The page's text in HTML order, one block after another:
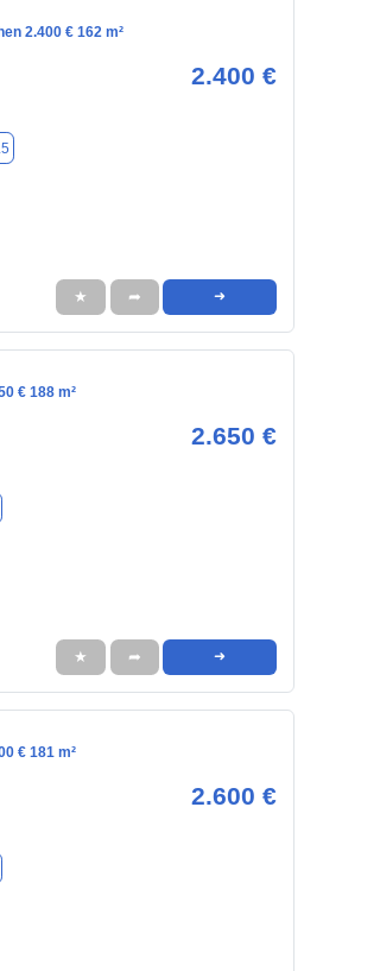
2.400 € 162 m²
2.400 €
★ ➦ ➜
€ 188 m²
2.650 €
★ ➦ ➜
€ 181 m²
2.600 €